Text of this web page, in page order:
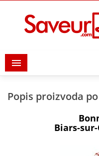

Popis proizvoda
Biars-